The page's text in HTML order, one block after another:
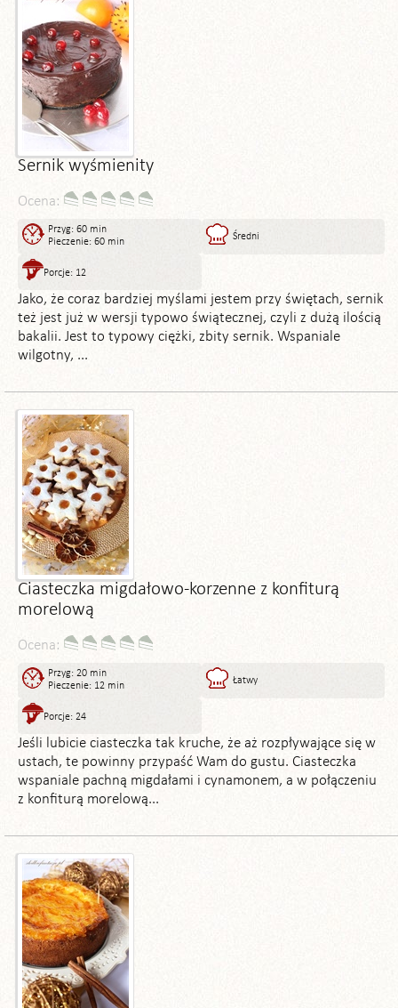
Sernik wyśmienity
Ocena:
Przyg: 60 min
Pieczenie: 60 min
Średni
Porcje: 12
Jako, że coraz bardziej myślami jestem przy świętach, sernik
też jest już w wersji typowo świątecznej, czyli z dużą ilością
bakalii. Jest to typowy ciężki, zbity sernik. Wspaniale
wilgotny, ...
Ciasteczka migdałowo-korzenne z konfiturą
morelową
Ocena:
Przyg: 20 min
Pieczenie: 12 min
Łatwy
Porcje: 24
Jeśli lubicie ciasteczka tak kruche, że aż rozpływające się w
ustach, te powinny przypaść Wam do gustu. Ciasteczka
wspaniale pachną migdałami i cynamonem, a w połączeniu
z konfiturą morelową...